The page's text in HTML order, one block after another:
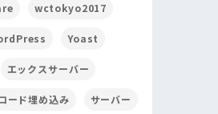
wctokyo2017
Yoast
エックスサーバー
コード埋め込み サーバー